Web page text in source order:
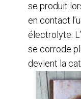
se produit
en contact
électrolyte.
se corrode
devient la